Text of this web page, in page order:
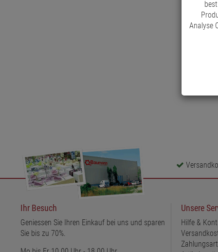
Ihr Besuch
Geniessen Sie Ihren Einkauf bei uns und sparen
Sie bis zu 70%.
Unsere
Hilfe &
Analyse